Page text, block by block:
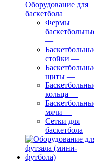
Оборудование для
баскетбола
Фермы
—
стойки —
щиты —
кольца —
мячи —
Сетки для
баскетбола